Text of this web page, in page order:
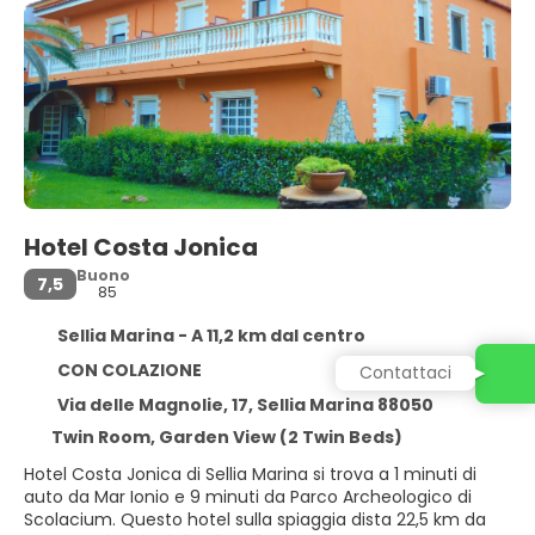
Hotel Costa Jonica
7,5
Buono
85
Sellia Marina - A 11,2 km dal centro
CON COLAZIONE
Via delle Magnolie, 17, Sellia Marina 88050
Twin Room, Garden View (2 Twin Beds)
Hotel Costa Jonica di Sellia Marina si trova a 1 minuti di
auto da Mar Ionio e 9 minuti da Parco Archeologico di
Scolacium. Questo hotel sulla spiaggia dista 22,5 km da
Contattaci